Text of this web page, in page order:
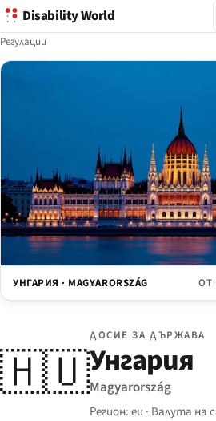
Disability World
Регулации
УНГАРИЯ · MAGYARORSZÁG ОТ
🇭🇺
ДОСИЕ ЗА ДЪРЖАВА
Унгария
Magyarország
Регион: eu · Валута на